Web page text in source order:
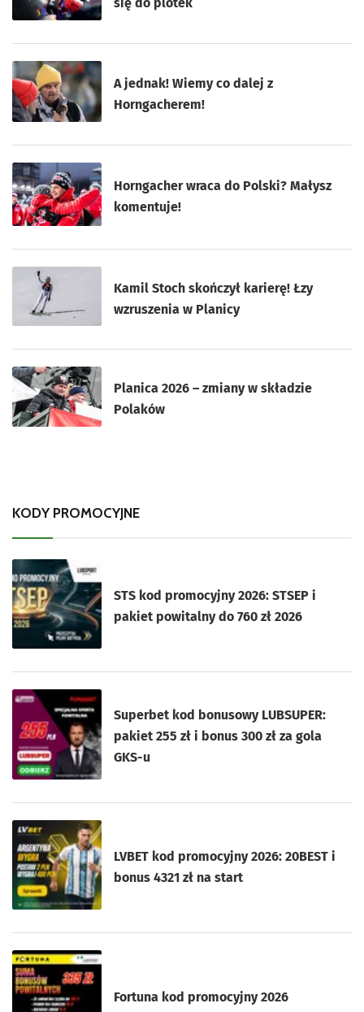
A jednak! Wiemy co dalej z
Horngacherem!
Horngacher wraca do Polski? Małysz
komentuje!
Kamil Stoch skończył karierę! Łzy
wzruszenia w Planicy
Planica 2026 – zmiany w składzie
Polaków
KODY PROMOCYJNE
STS kod promocyjny 2026: STSEP i
pakiet powitalny do 760 zł 2026
Superbet kod bonusowy LUBSUPER:
pakiet 255 zł i bonus 300 zł za gola
GKS-u
LVBET kod promocyjny 2026: 20BEST i
bonus 4321 zł na start
Fortuna kod promocyjny 2026